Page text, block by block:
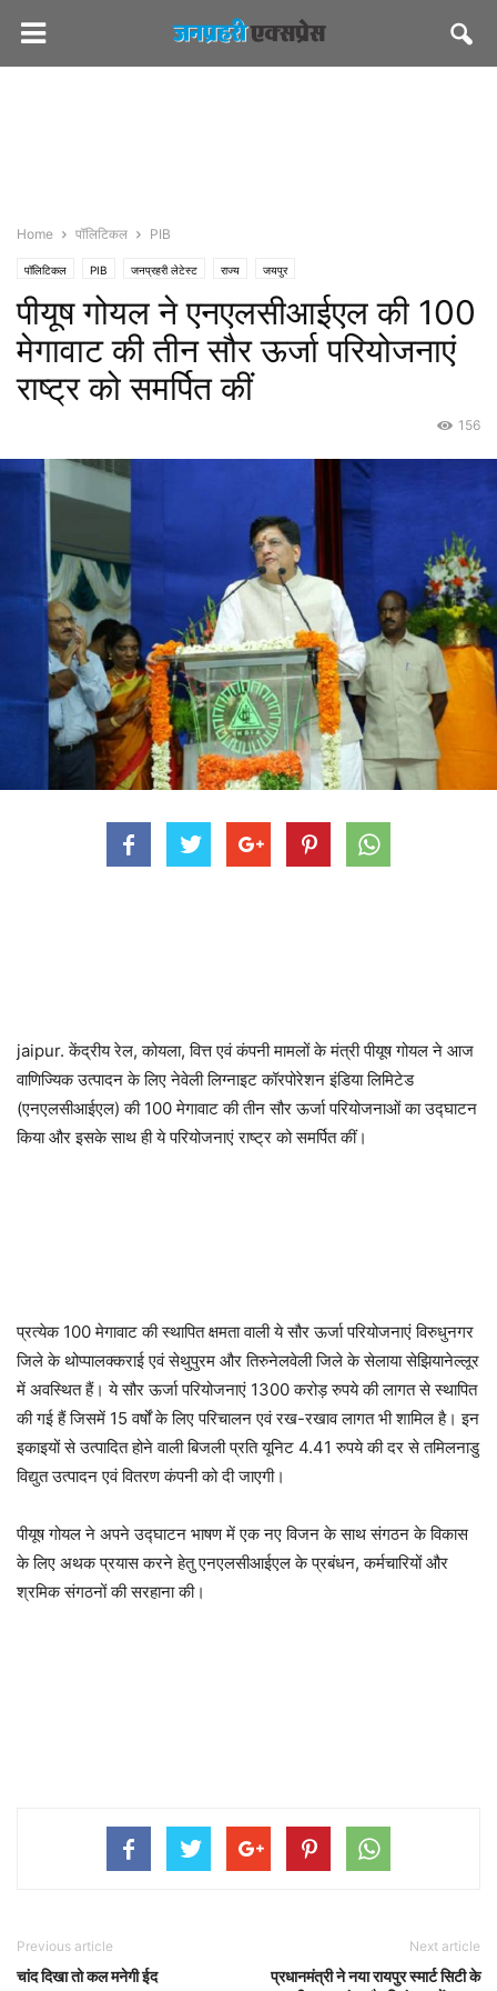
Home पॉलिटिकल PIB
पॉलिटिकल PIB जनप्रहरी लेटेस्ट राज्य जयपुर
पीयूष गोयल ने एनएलसीआईएल की 100
मेगावाट की तीन सौर ऊर्जा परियोजनाएं
राष्ट्र को समर्पित कीं
156
jaipur. केंद्रीय रेल, कोयला, वित्त एवं कंपनी मामलों के मंत्री पीयूष गोयल ने आज
वाणिज्यिक उत्पादन के लिए नेवेली लिग्नाइट कॉरपोरेशन इंडिया लिमिटेड
(एनएलसीआईएल) की 100 मेगावाट की तीन सौर ऊर्जा परियोजनाओं का उद्घाटन
किया और इसके साथ ही ये परियोजनाएं राष्ट्र को समर्पित कीं।
प्रत्येक 100 मेगावाट की स्थापित क्षमता वाली ये सौर ऊर्जा परियोजनाएं विरुधुनगर
जिले के थोप्पालक्कराई एवं सेथुपुरम और तिरुनेलवेली जिले के सेलाया सेझियानेल्लूर
में अवस्थित हैं। ये सौर ऊर्जा परियोजनाएं 1300 करोड़ रुपये की लागत से स्थापित
की गई हैं जिसमें 15 वर्षों के लिए परिचालन एवं रख-रखाव लागत भी शामिल है। इन
इकाइयों से उत्पादित होने वाली बिजली प्रति यूनिट 4.41 रुपये की दर से तमिलनाडु
विद्युत उत्पादन एवं वितरण कंपनी को दी जाएगी।
पीयूष गोयल ने अपने उद्घाटन भाषण में एक नए विजन के साथ संगठन के विकास
के लिए अथक प्रयास करने हेतु एनएलसीआईएल के प्रबंधन, कर्मचारियों और
श्रमिक संगठनों की सरहाना की।
Previous article
चांद दिखा तो कल मनेगी ईद
Next article
प्रधानमंत्री ने नया रायपुर स्मार्ट सिटी के